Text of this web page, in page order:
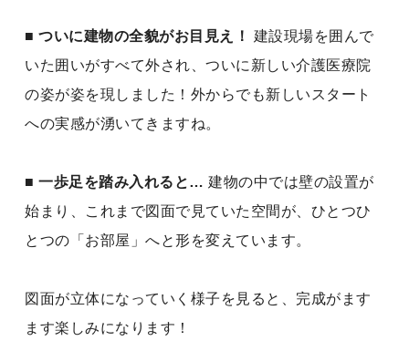
■ ついに建物の全貌がお目見え！
建設現場を囲んで
いた囲いがすべて外され、ついに新しい介護医療院
の姿が姿を現しました！外からでも新しいスタート
への実感が湧いてきますね。
■ 一歩足を踏み入れると… 建物の中では壁の設置が
始まり、これまで図面で見ていた空間が、ひとつひ
とつの「お部屋」へと形を変えています。
図面が立体になっていく様子を見ると、完成がます
ます楽しみになります！